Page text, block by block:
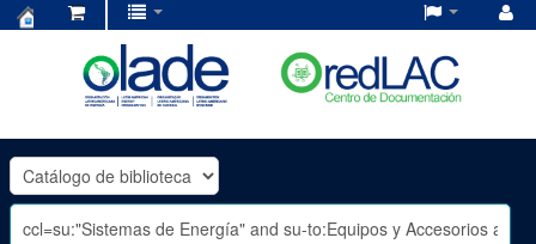
OLADE
-